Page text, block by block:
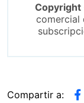
Copyright
comercial
Compartir a: